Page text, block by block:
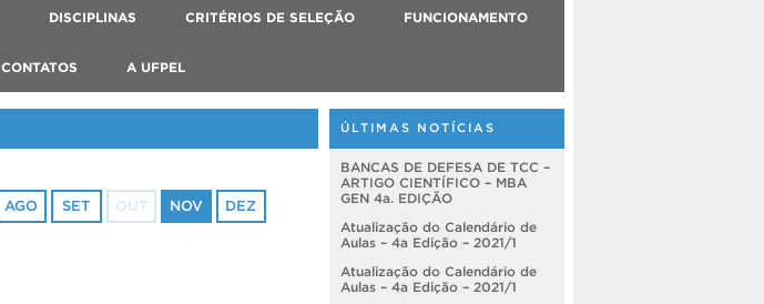
DISCIPLINAS CRITÉRIOS DE SELEÇÃO FUNCIONAMENTO
CONTATOS A UFPEL
AGO SET OUT NOV DEZ
ÚLTIMAS NOTÍCIAS
BANCAS DE DEFESA DE TCC –
ARTIGO CIENTÍFICO – MBA
GEN 4a. EDIÇÃO
Atualização do Calendário de
Aulas – 4a Edição – 2021/1
Atualização do Calendário de
Aulas – 4a Edição – 2021/1